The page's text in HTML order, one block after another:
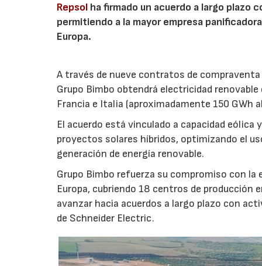
Repsol ha firmado un acuerdo a largo plazo
permitiendo a la mayor empresa
Europa.
A través de nueve contratos de
Grupo Bimbo obtendrá electricidad
Francia e Italia (aproximadamente 150 GWh
El acuerdo está vinculado a capacidad eólica
proyectos solares híbridos, optimizando el
generación de energía renovable.
Grupo Bimbo refuerza su compromiso con la
Europa, cubriendo 18 centros de producción
avanzar hacia acuerdos a largo plazo con
de Schneider Electric.